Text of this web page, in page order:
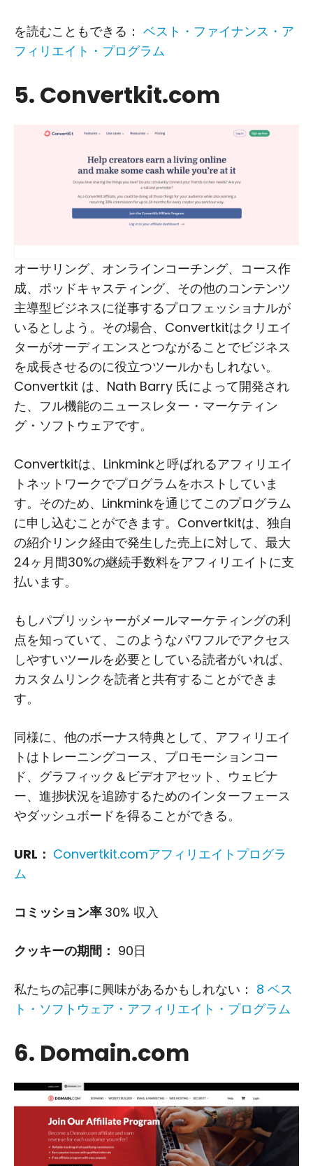
を読むこともできる： ベスト・ファイナンス・ア
フィリエイト・プログラム
5. Convertkit.com
オーサリング、オンラインコーチング、コース作
成、ポッドキャスティング、その他のコンテンツ
主導型ビジネスに従事するプロフェッショナルが
いるとしよう。その場合、Convertkitはクリエイ
ターがオーディエンスとつながることでビジネス
を成長させるのに役立つツールかもしれない。
Convertkit は、Nath Barry 氏によって開発され
た、フル機能のニュースレター・マーケティン
グ・ソフトウェアです。
Convertkitは、Linkminkと呼ばれるアフィリエイ
トネットワークでプログラムをホストしていま
す。そのため、Linkminkを通じてこのプログラム
に申し込むことができます。Convertkitは、独自
の紹介リンク経由で発生した売上に対して、最大
24ヶ月間30%の継続手数料をアフィリエイトに支
払います。
もしパブリッシャーがメールマーケティングの利
点を知っていて、このようなパワフルでアクセス
しやすいツールを必要としている読者がいれば、
カスタムリンクを読者と共有することができま
す。
同様に、他のボーナス特典として、アフィリエイ
トはトレーニングコース、プロモーションコー
ド、グラフィック＆ビデオアセット、ウェビナ
ー、進捗状況を追跡するためのインターフェース
やダッシュボードを得ることができる。
URL： Convertkit.comアフィリエイトプログラ
ム
コミッション率 30% 収入
クッキーの期間： 90日
私たちの記事に興味があるかもしれない： 8 ベス
ト・ソフトウェア・アフィリエイト・プログラム
6. Domain.com